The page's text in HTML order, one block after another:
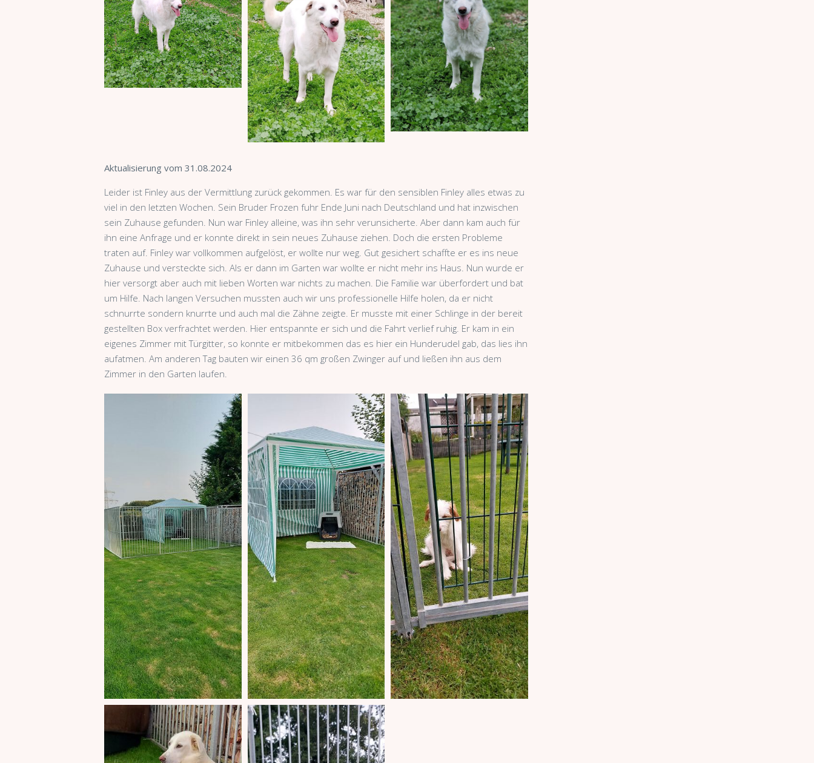
Aktualisierung vom 31.08.2024
Leider ist Finley aus der Vermittlung zurück gekommen. Es war für den sensiblen Finley alles etwas zu
viel in den letzten Wochen. Sein Bruder Frozen fuhr Ende Juni nach Deutschland und hat inzwischen
sein Zuhause gefunden. Nun war Finley alleine, was ihn sehr verunsicherte. Aber dann kam auch für
ihn eine Anfrage und er konnte direkt in sein neues Zuhause ziehen. Doch die ersten Probleme
traten auf. Finley war vollkommen aufgelöst, er wollte nur weg. Gut gesichert schaffte er es ins neue
Zuhause und versteckte sich. Als er dann im Garten war wollte er nicht mehr ins Haus. Nun wurde er
hier versorgt aber auch mit lieben Worten war nichts zu machen. Die Familie war überfordert und bat
um Hilfe. Nach langen Versuchen mussten auch wir uns professionelle Hilfe holen, da er nicht
schnurrte sondern knurrte und auch mal die Zähne zeigte. Er musste mit einer Schlinge in der bereit
gestellten Box verfrachtet werden. Hier entspannte er sich und die Fahrt verlief ruhig. Er kam in ein
eigenes Zimmer mit Türgitter, so konnte er mitbekommen das es hier ein Hunderudel gab, das lies ihn
aufatmen. Am anderen Tag bauten wir einen 36 qm großen Zwinger auf und ließen ihn aus dem
Zimmer in den Garten laufen.